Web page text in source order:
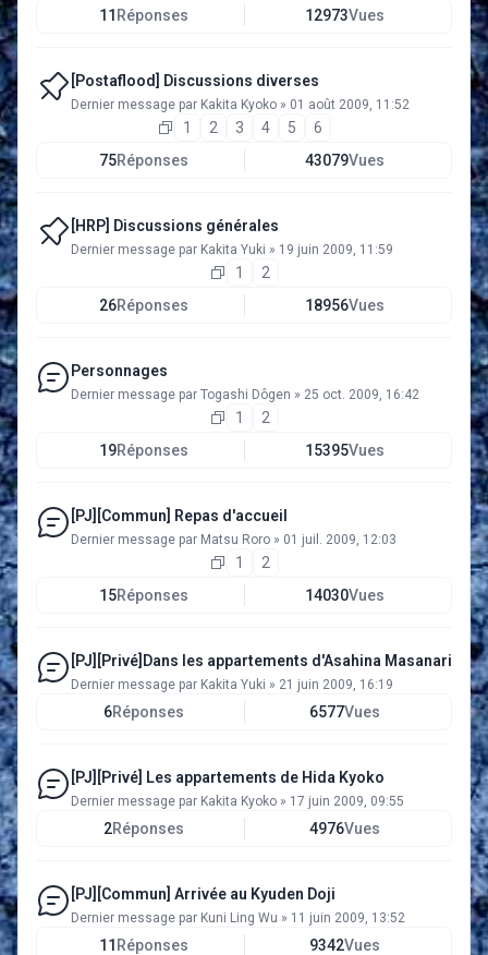
11 Réponses 12973Vues
[Postaflood] Discussions diverses
Dernier message par Kakita Kyoko » 01 août 2009, 11:52
1 2 3 4 5
6
75Réponses 43079Vues
[HRP] Discussions générales
Dernier message par Kakita Yuki » 19 juin 2009, 11:59
1
2
26Réponses 18956Vues
Personnages
Dernier message par Togashi Dôgen » 25 oct. 2009, 16:42
1
2
19Réponses 15395Vues
[PJ][Commun] Repas d'accueil
Dernier message par Matsu Roro » 01 juil. 2009, 12:03
1
2
15Réponses 14030Vues
[PJ][Privé]Dans les appartements d'Asahina Masanari
Dernier message par Kakita Yuki » 21 juin 2009, 16:19
6Réponses 6577Vues
[PJ][Privé] Les appartements de Hida Kyoko
Dernier message par Kakita Kyoko » 17 juin 2009, 09:55
2Réponses 4976Vues
[PJ][Commun] Arrivée au Kyuden Doji
Dernier message par Kuni Ling Wu » 11 juin 2009, 13:52
11 Réponses 9342Vues